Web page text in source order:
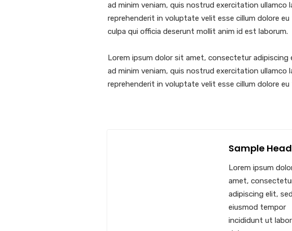
ad minim veniam, quis nostrud exercitation ullamco
reprehenderit in voluptate velit esse cillum dolore
culpa qui officia deserunt mollit anim id est laborum.
Lorem ipsum dolor sit amet, consectetur
ad minim veniam, quis nostrud exercitation ullamco
reprehenderit in voluptate velit esse cillum dolore eu
Sample
Lorem ipsum
amet,
adipiscing elit,
eiusmod tempor
incididunt ut